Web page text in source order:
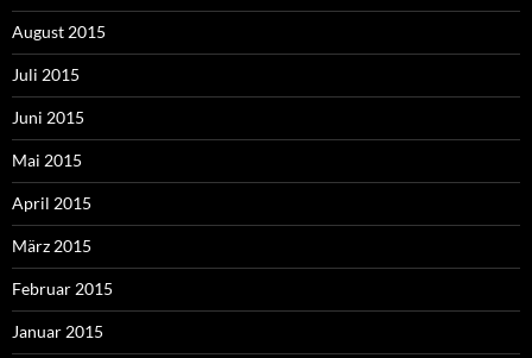
August 2015
Juli 2015
Juni 2015
Mai 2015
April 2015
März 2015
Februar 2015
Januar 2015